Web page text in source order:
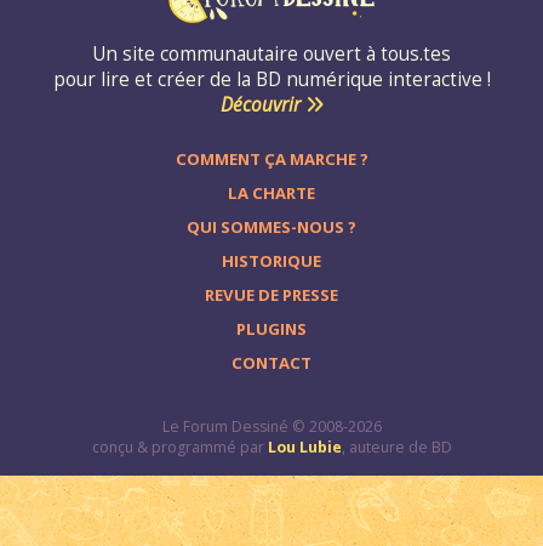
Un site communautaire ouvert à tous.tes
pour lire et créer de la BD numérique interactive !
Découvrir
COMMENT ÇA MARCHE ?
LA CHARTE
QUI SOMMES-NOUS ?
HISTORIQUE
REVUE DE PRESSE
PLUGINS
CONTACT
Le Forum Dessiné © 2008-2026
conçu & programmé par Lou Lubie, auteure de BD